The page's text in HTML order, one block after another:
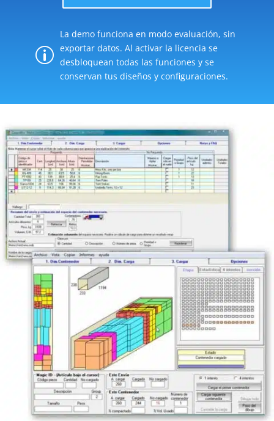
p
La demo funciona en modo evaluación, sin
exportar datos. Al activar la licencia se
desbloquean todas las funciones y se
conservan tus diseños y configuraciones.